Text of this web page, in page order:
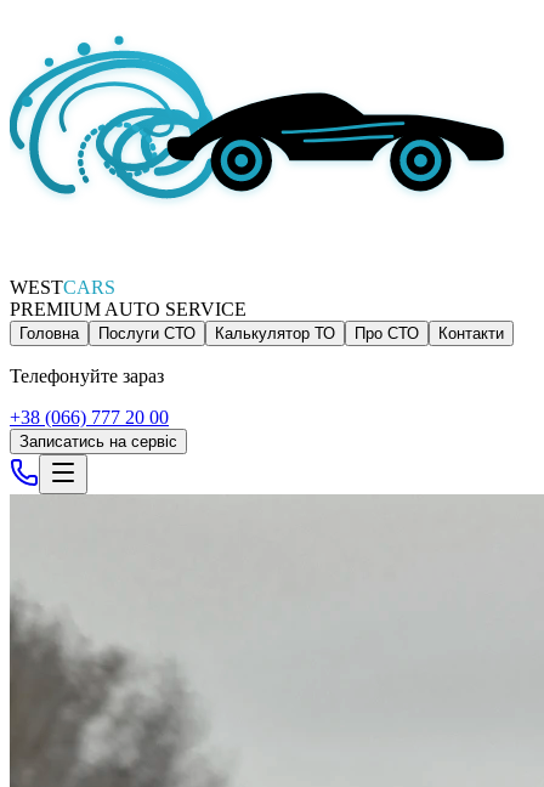
WESTCARS
PREMIUM AUTO SERVICE
Головна Послуги СТО Калькулятор ТО Про СТО Контакти
Телефонуйте зараз
+38 (066) 777 20 00
Записатись на сервіс